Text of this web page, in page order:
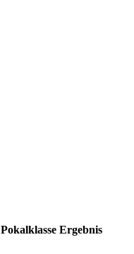
Pokalklasse Ergebnis